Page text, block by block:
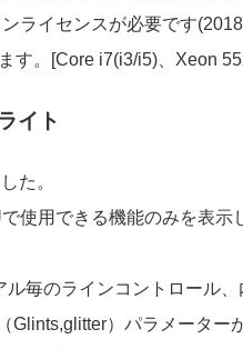
ライセンスが必要です
す。[Core i7(i3/i5)、Xeon
イト
た。
使用できる機能のみを表
毎のラインコントロール
）パラメーター